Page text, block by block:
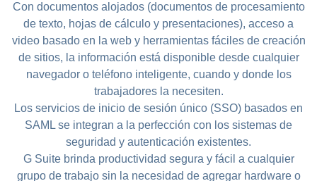
Con documentos alojados (documentos de procesamiento
de texto, hojas de cálculo y presentaciones), acceso a
video basado en la web y herramientas fáciles de creación
de sitios, la información está disponible desde cualquier
navegador o teléfono inteligente, cuando y donde los
trabajadores la necesiten.
Los servicios de inicio de sesión único (SSO) basados en
SAML se integran a la perfección con los sistemas de
seguridad y autenticación existentes.
G Suite brinda productividad segura y fácil a cualquier
grupo de trabajo sin la necesidad de agregar hardware o